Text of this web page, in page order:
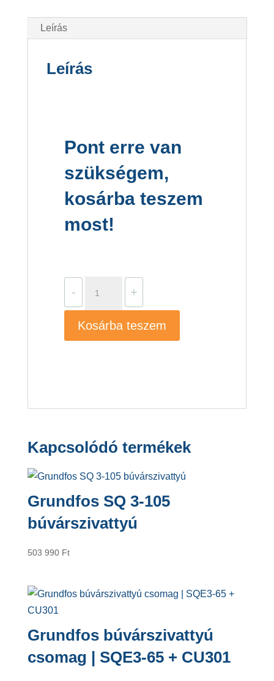
Leírás
Leírás
Pont erre van
szükségem,
kosárba teszem
most!
- +
Kosárba teszem
Kapcsolódó termékek
Grundfos SQ 3-105
búvárszivattyú
503 990 Ft
Grundfos búvárszivattyú
csomag | SQE3-65 + CU301